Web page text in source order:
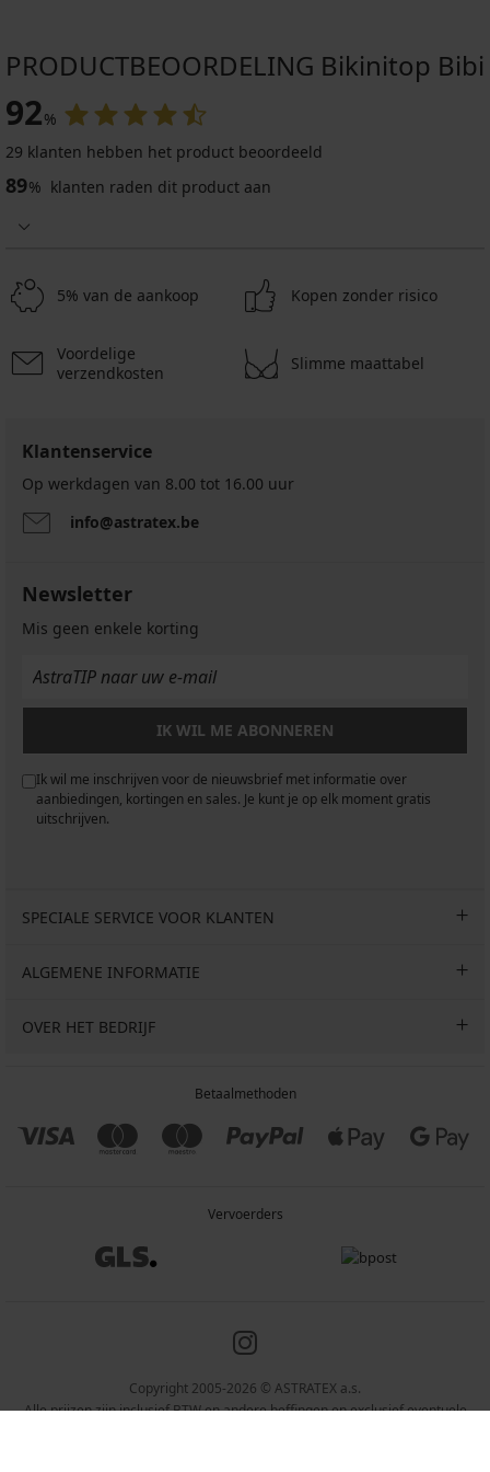
PRODUCTBEOORDELING Bikinitop Bibi
92%
29 klanten hebben het product beoordeeld
89% klanten raden dit product aan
5% van de aankoop Kopen zonder risico
Voordelige
verzendkosten
Slimme maattabel
Klantenservice
Op werkdagen van 8.00 tot 16.00 uur
info@astratex.be
Newsletter
Mis geen enkele korting
IK WIL ME ABONNEREN
Ik wil me inschrijven voor de nieuwsbrief met informatie over
aanbiedingen, kortingen en sales. Je kunt je op elk moment gratis
uitschrijven.
SPECIALE SERVICE VOOR KLANTEN
ALGEMENE INFORMATIE
OVER HET BEDRIJF
Betaalmethoden
Vervoerders
Copyright 2005-2026 © ASTRATEX a.s.
Alle prijzen zijn inclusief BTW en andere heffingen en exclusief eventuele